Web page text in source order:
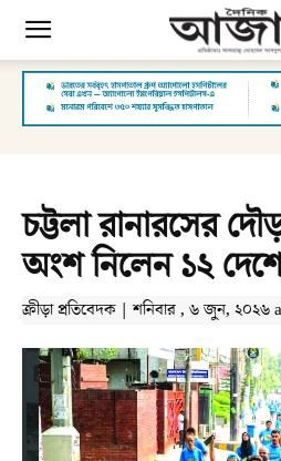
চট্টলা রানারসের
অংশ নিলেন ১২
ক্রীড়া প্রতিবেদক | শনিবার , ৬ জুন, ২০২৬